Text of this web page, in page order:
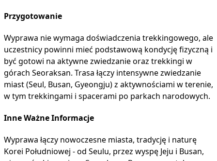
Przygotowanie
Wyprawa nie wymaga doświadczenia trekkingowego, ale
uczestnicy powinni mieć podstawową kondycję fizyczną i
być gotowi na aktywne zwiedzanie oraz trekkingi w
górach Seoraksan. Trasa łączy intensywne zwiedzanie
miast (Seul, Busan, Gyeongju) z aktywnościami w terenie,
w tym trekkingami i spacerami po parkach narodowych.
Inne Ważne Informacje
Wyprawa łączy nowoczesne miasta, tradycję i naturę
Korei Południowej - od Seulu, przez wyspę Jeju i Busan,